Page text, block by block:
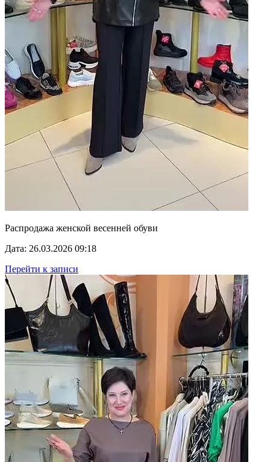
Распродажа женской весенней обуви
Дата: 26.03.2026 09:18
Перейти к записи